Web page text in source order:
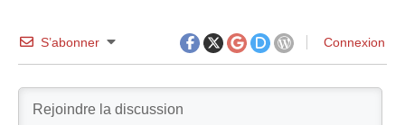
S’abonner Connexion